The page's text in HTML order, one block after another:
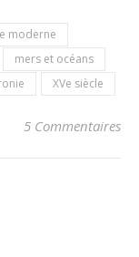
moderne
mers et océans
XVe siècle
5 Commentaires